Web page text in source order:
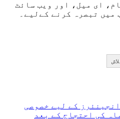
ای میل، اور ویب سائٹ
تبصرہ کرنے کےلیے۔
کے لیے خصوصی
کی احتجاج کے بعد